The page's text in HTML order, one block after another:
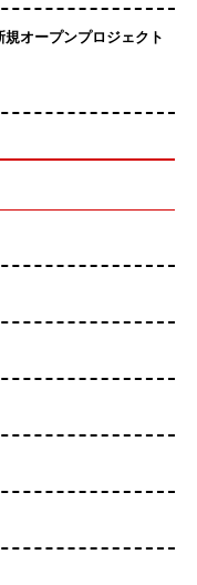
オープンプロジェクト